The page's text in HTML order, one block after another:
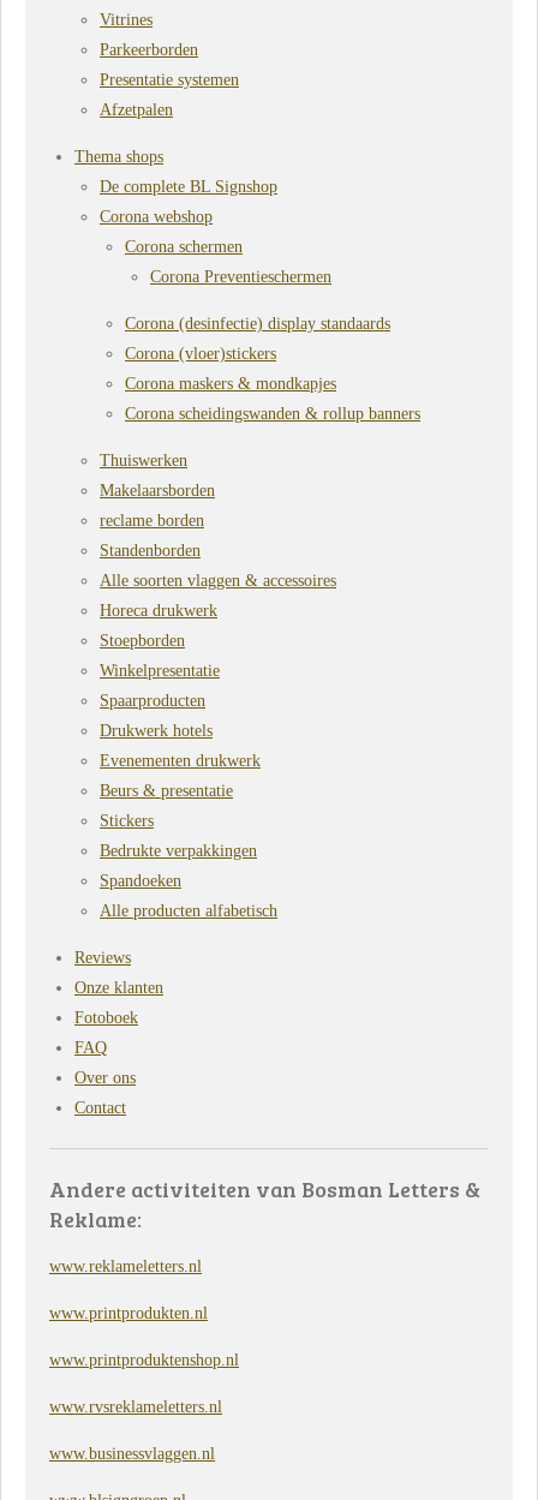
Vitrines
Parkeerborden
Presentatie systemen
Afzetpalen
Thema shops
De complete BL Signshop
Corona webshop
Corona schermen
Corona Preventieschermen
Corona (desinfectie) display standaards
Corona (vloer)stickers
Corona maskers & mondkapjes
Corona scheidingswanden & rollup banners
Thuiswerken
Makelaarsborden
reclame borden
Standenborden
Alle soorten vlaggen & accessoires
Horeca drukwerk
Stoepborden
Winkelpresentatie
Spaarproducten
Drukwerk hotels
Evenementen drukwerk
Beurs & presentatie
Stickers
Bedrukte verpakkingen
Spandoeken
Alle producten alfabetisch
Reviews
Onze klanten
Fotoboek
FAQ
Over ons
Contact
Andere activiteiten van Bosman Letters &
Reklame:
www.reklameletters.nl
www.printprodukten.nl
www.printproduktenshop.nl
www.rvsreklameletters.nl
www.businessvlaggen.nl